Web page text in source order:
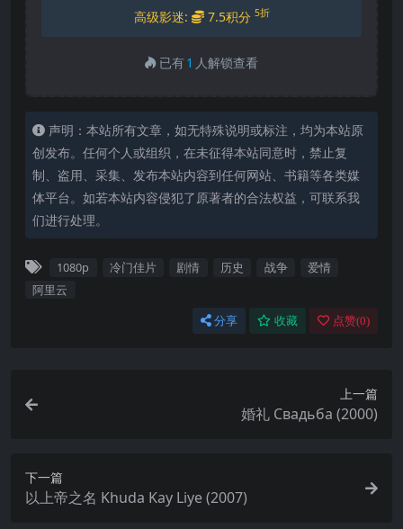
高级影迷: 7.5积分 5折
已有1 人解锁查看
声明：本站所有文章，如无特殊说明或标注，均为本站原
创发布。任何个人或组织，在未征得本站同意时，禁止复
制、盗用、采集、发布本站内容到任何网站、书籍等各类媒
体平台。如若本站内容侵犯了原著者的合法权益，可联系我
们进行处理。
1080p 冷门佳片 剧情 历史 战争
爱情
阿里云
分享 收藏 点赞(0)
上一篇
婚礼 Свадьба (2000)
下一篇
以上帝之名 Khuda Kay Liye (2007)